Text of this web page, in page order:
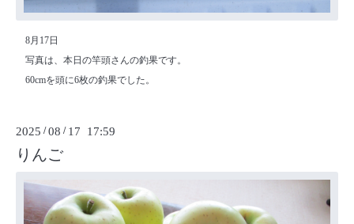
8月17日
写真は、本日の竿頭さんの釣果です。
60cmを頭に6枚の釣果でした。
2025 /08 / 17 17:59
りんご